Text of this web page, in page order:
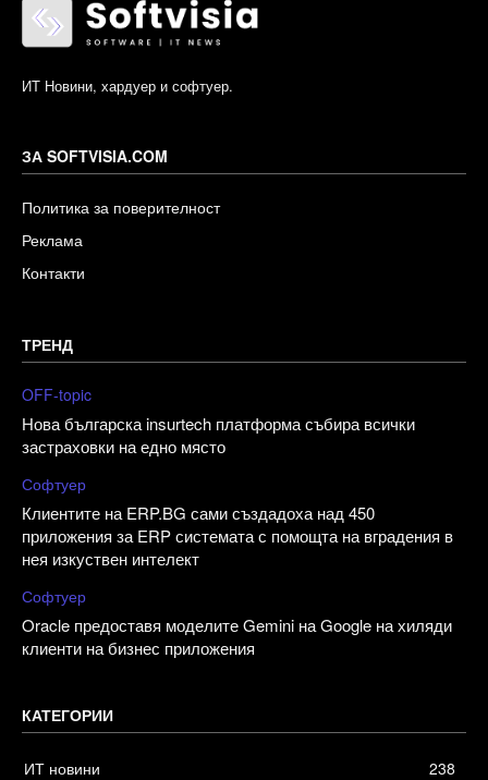
ИТ Новини, хардуер и софтуер.
ЗА SOFTVISIA.COM
Политика за поверителност
Реклама
Контакти
ТРЕНД
OFF-topic
Нова българска insurtech платформа събира всички
застраховки на едно място
Софтуер
Клиентите на ERP.BG сами създадоха над 450
приложения за ERP системата с помощта на вградения в
нея изкуствен интелект
Софтуер
Oracle предоставя моделите Gemini на Google на хиляди
клиенти на бизнес приложения
КАТЕГОРИИ
ИТ новини 238